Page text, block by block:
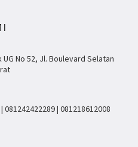
No 52, Jl. Boulevard Selatan
081242422289 | 081218612008